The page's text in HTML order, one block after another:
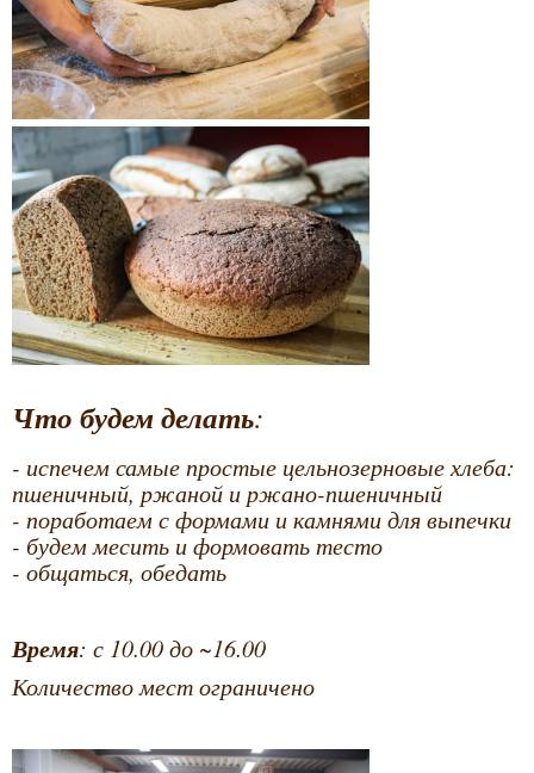
Что будем делать:
- испечем самые простые цельнозерновые хлеба:
пшеничный, ржаной и ржано-пшеничный
- поработаем с формами и камнями для выпечки
- будем месить и формовать тесто
- общаться, обедать
Время: с 10.00 до ~16.00
Количество мест ограничено